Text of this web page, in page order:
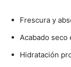
Frescura y
Acabado seco
Hidratación